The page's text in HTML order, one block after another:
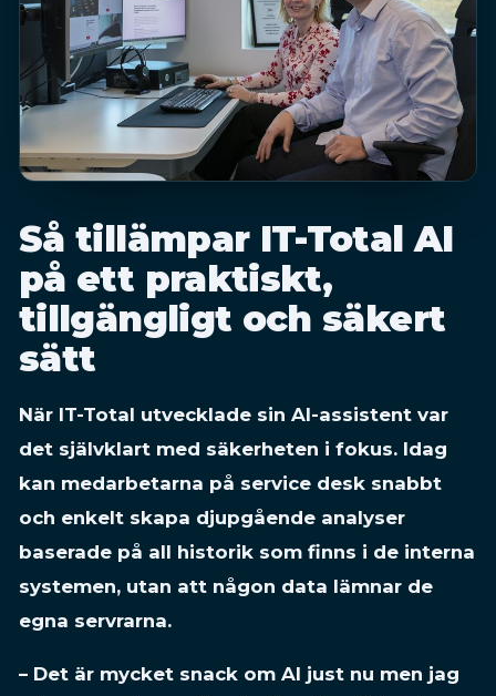
Så tillämpar IT-Total AI
på ett praktiskt,
tillgängligt och säkert
sätt
När IT-Total utvecklade sin AI-assistent var
det självklart med säkerheten i fokus. Idag
kan medarbetarna på service desk snabbt
och enkelt skapa djupgående analyser
baserade på all historik som finns i de interna
systemen, utan att någon data lämnar de
egna servrarna.
– Det är mycket snack om AI just nu men jag